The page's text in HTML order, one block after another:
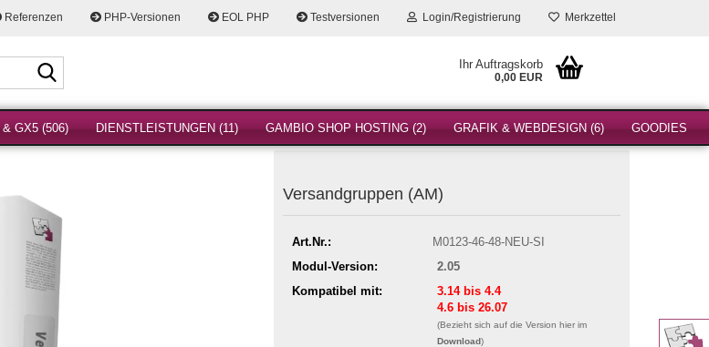
Referenzen PHP-Versionen EOL PHP Testversionen Login/Registrierung Merkzettel
Ihr Auftragskorb
0,00 EUR
GX5 (506) DIENSTLEISTUNGEN (11) GAMBIO SHOP HOSTING (2) GRAFIK & WEBDESIGN (6) GOODIES
Versandgruppen (AM)
Art.Nr.:
M0123-46-48-NEU-SI
Modul-Version:
2.05
Kompatibel mit:
3.14 bis 4.4
4.6 bis 26.07
(Bezieht sich auf die Version hier im
Download)